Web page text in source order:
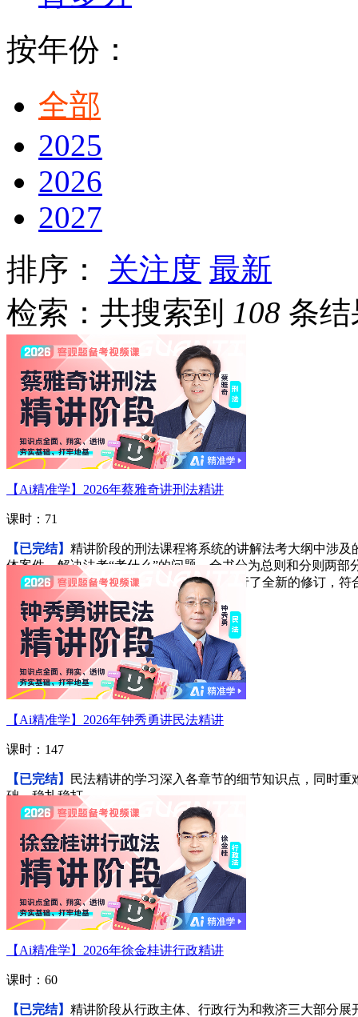
按年份：
全部
2025
2026
2027
排序：
关注度 最新
检索：共搜索到 108
【Ai精准学】2026年蔡雅奇讲刑法精讲
课时：71
【已完结】 精讲阶段的刑法课程将系统的讲解法考大纲中涉
体案件，解决法考“考什么”的问题。全书分为总则和分则两
同时本书根据《刑法修正案（十二）》进行了全新的修订，符
进入学习
【Ai精准学】2026年钟秀勇讲民法精讲
课时：147
【已完结】
民法精讲的学习深入各章节的细节知识点，同时
础，稳扎稳打。
【Ai精准学】2026年徐金桂讲行政精讲
课时：60
【已完结】 精讲阶段从行政主体、行政行为和救济三大部分